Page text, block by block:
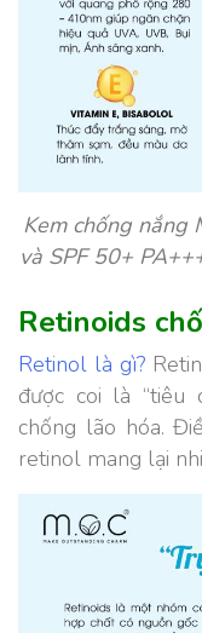
Kem chống nắng
và SPF 50+
Retinoids
Retinol là gì?
được coi là “tiêu
chống lão hóa.
retinol mang lại